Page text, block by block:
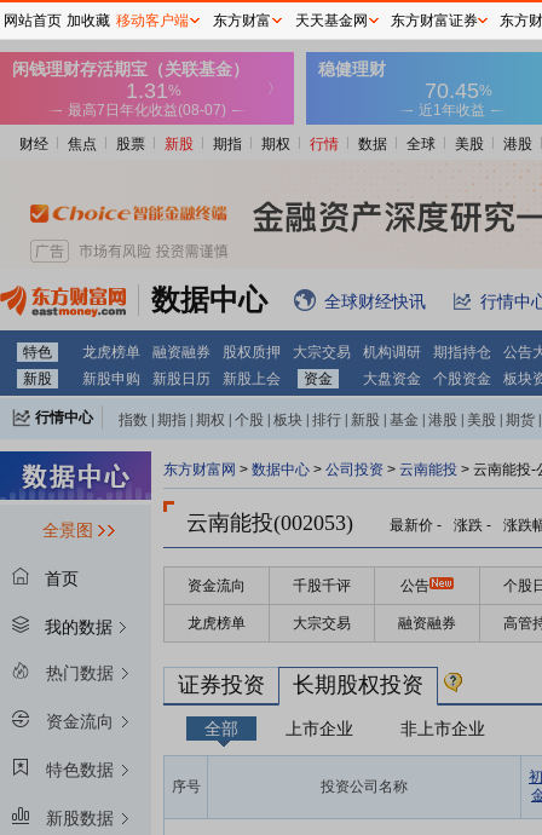
财经 焦点 股票 新股 期指 期权 行情 数据 全球 美股 港股
数据中心 全球财经快讯 行情中
特色 龙虎榜单 融资融券 股权质押 大宗交易 机构调研 期指持仓
公告
新股
新股申购 新股日历 新股上会 资金 大盘资金 个股资金 板块
行情中心 指数 期指 期权 个股 板块 排行 新股 基金 港股 美股 期货
全景图
首页
我的数据
热门数据
资金流向
特色数据
新股数据
东方财富网 > 数据中心 > 公司投资 > 云南能投 > 云南能投-
云南能投(002053) 最新价 - 涨跌 - 涨跌
资金流向 千股千评 公告 个股
龙虎榜单 大宗交易 融资融券 高管
证券投资 长期股权投资
全部 上市企业 非上市企业
序号 投资公司名称
网站首页 加收藏 移动客户端 东方财富 天天基金网 东方财富证券 东方